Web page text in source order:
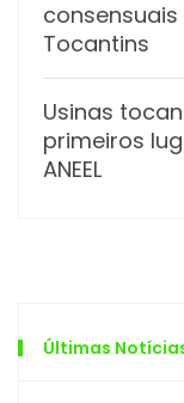
Tocantins
Usinas
primeiros
ANEEL
Últimas